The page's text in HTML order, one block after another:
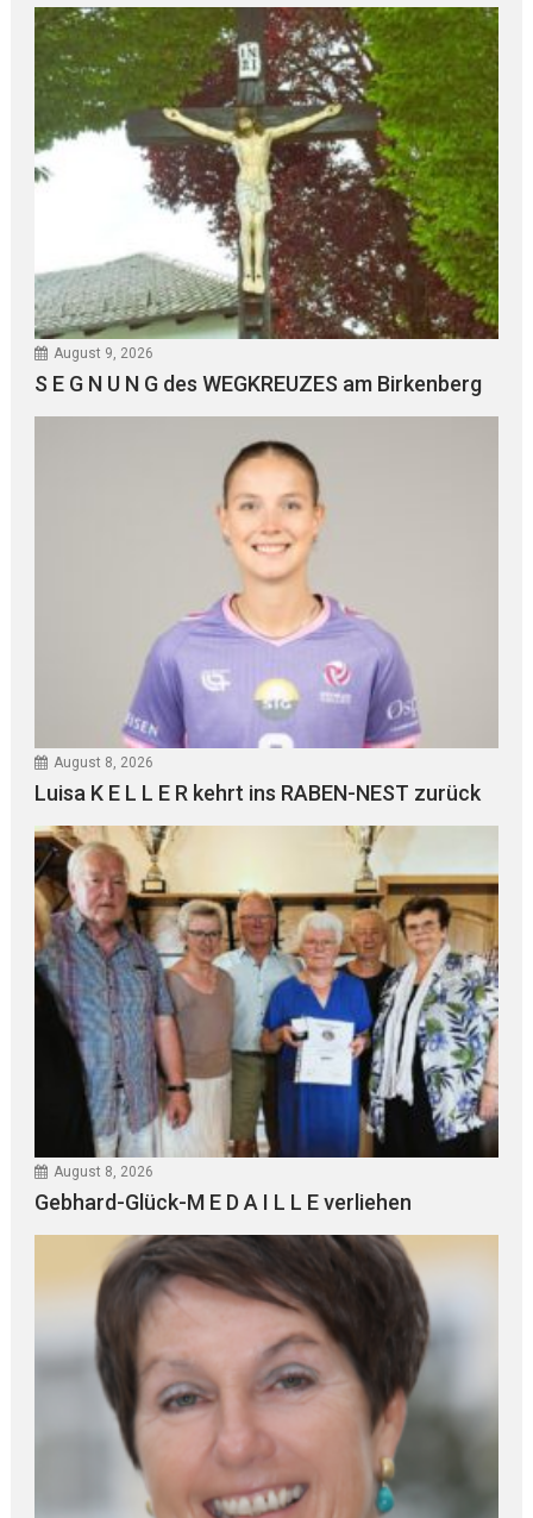
August 9, 2026
S E G N U N G des WEGKREUZES am Birkenberg
August 8, 2026
Luisa K E L L E R kehrt ins RABEN-NEST zurück
August 8, 2026
Gebhard-Glück-M E D A I L L E verliehen